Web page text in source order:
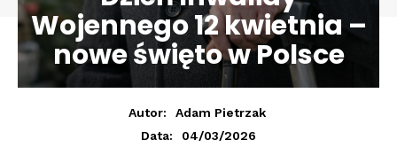
Wojennego 12 kwietnia –
nowe święto w Polsce
Autor:
Adam Pietrzak
Data:
04/03/2026